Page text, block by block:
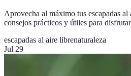
Aprovecha al máximo tus escapadas
consejos prácticos y útiles para
escapadas al aire librenaturaleza
Jul 29